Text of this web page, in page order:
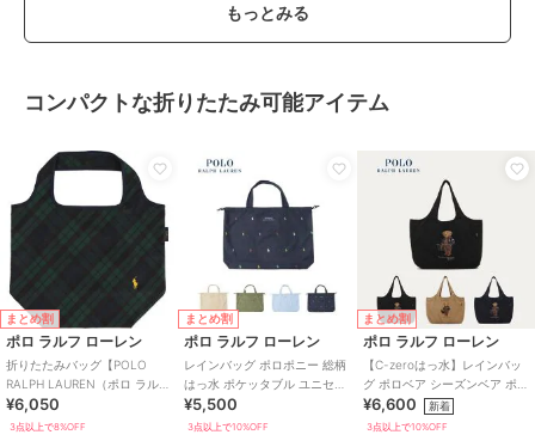
もっとみる
コンパクトな折りたたみ可能アイテム
まとめ割
ポロ ラルフ ローレン
折りたたみバッグ【POLO
RALPH LAUREN（ポロ ラルフ
ローレン）】
¥6,050
3点以上で8%OFF
まとめ割
ポロ ラルフ ローレン
レインバッグ ポロポニー 総柄
はっ水 ポケッタブル ユニセッ
クス
¥5,500
3点以上で10%OFF
まとめ割
ポロ ラルフ ローレン
【C-zeroはっ水】レインバッ
グ ポロベア シーズンベア ポケ
ッタブル ユニセックス 75D
¥6,600 新着
3点以上で10%OFF